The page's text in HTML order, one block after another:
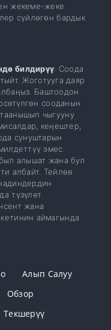
жекеме-жеке
сүйлөгөн бардык
билдирүү: Соода
Жоготууга даяр
Баштоодон
сооданын
чыгууну
кеңештер,
сунуштарын
эмес.
алышат жана бул
албайт. Тейлөө
түзүлөт.
жана
аймагында
Алып Салуу
Обзор
Текшерүү